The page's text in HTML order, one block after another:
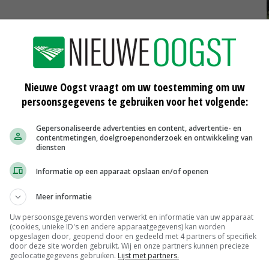
zijn gestrand in het zuiden van Engeland lijkt er licht
autoriteiten laten woensdag vrachtwagens uit het
Voorwaarde is wel dat de chauffeurs aan de
hebben ondergaan en de uitslag negatief is.
sprak woensdagochtend bij Sky News de hoop uit
wordt opgezet. Chauffeurs die een positieve uitslag
test aangeboden. Die is nauwkeuriger. Als dan
persoon worden opgevangen in een hotel in de
dat chauffeurs geen negatieve testverklaring nodig
vervalt het inreisverbod vanaf het Verenigd
testverklaring overhandigen als zij naar Nederland
Nieuwe Oogst vraagt om uw toestemming om uw
persoonsgegevens te gebruiken voor het volgende:
Gepersonaliseerde advertenties en content, advertentie- en
contentmetingen, doelgroepenonderzoek en ontwikkeling van
diensten
Informatie op een apparaat opslaan en/of openen
Meer informatie
Uw persoonsgegevens worden verwerkt en informatie van uw apparaat
(cookies, unieke ID's en andere apparaatgegevens) kan worden
opgeslagen door, geopend door en gedeeld met 4 partners of specifiek
door deze site worden gebruikt. Wij en onze partners kunnen precieze
geolocatiegegevens gebruiken. Lijst met partners.